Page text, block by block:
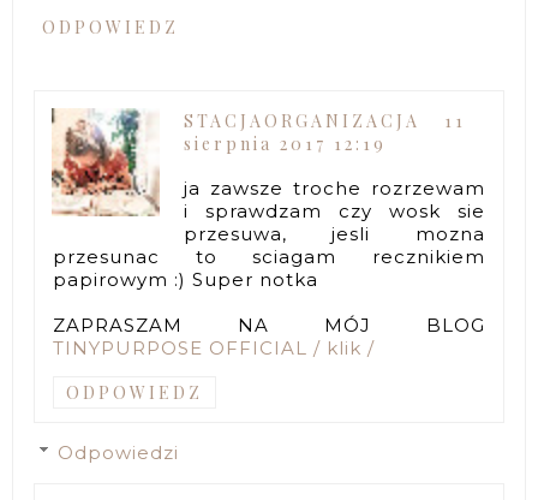
ODPOWIEDZ
STACJAORGANIZACJA
11
sierpnia 2017 12:19
ja zawsze troche rozrzewam
i sprawdzam czy wosk sie
przesuwa, jesli mozna
przesunac to sciagam recznikiem
papirowym :) Super notka
ZAPRASZAM NA MÓJ BLOG
TINYPURPOSE OFFICIAL / klik /
ODPOWIEDZ
Odpowiedzi